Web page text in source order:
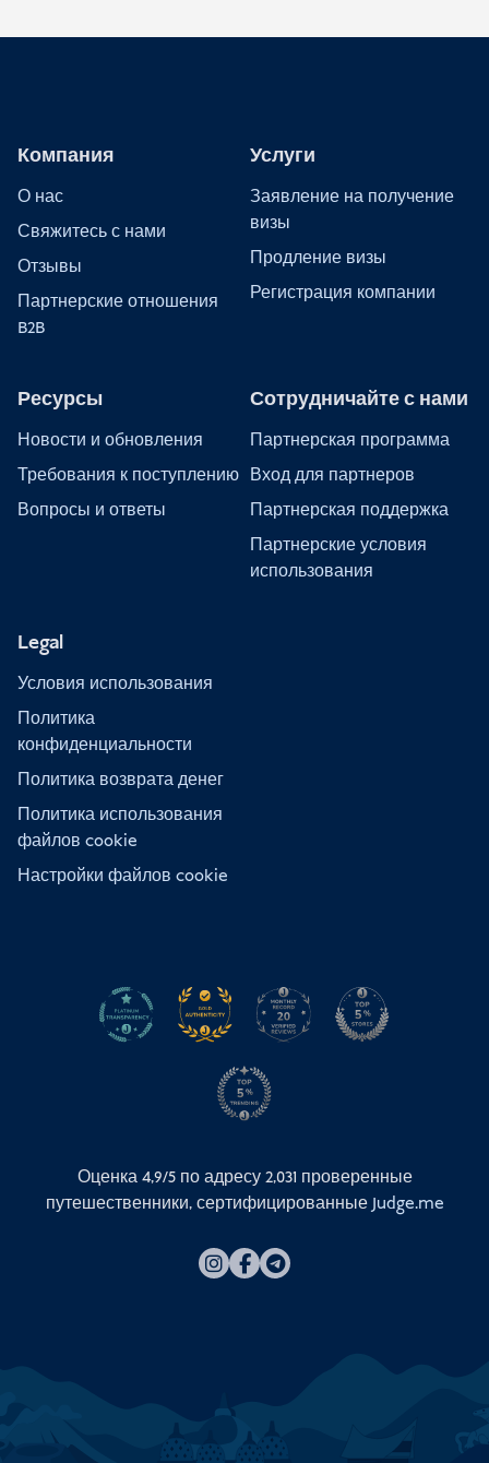
Компания
О нас
Свяжитесь с нами
Отзывы
Партнерские отношения
B2B
Услуги
Заявление на получение
визы
Продление визы
Регистрация компании
Ресурсы
Новости и обновления
Требования к поступлению
Вопросы и ответы
Сотрудничайте с нами
Партнерская программа
Вход для партнеров
Партнерская поддержка
Партнерские условия
использования
Legal
Условия использования
Политика
конфиденциальности
Политика возврата денег
Политика использования
файлов cookie
Настройки файлов cookie
Оценка 4,9/5 по адресу2,031 проверенные
путешественники, сертифицированныеJudge.me